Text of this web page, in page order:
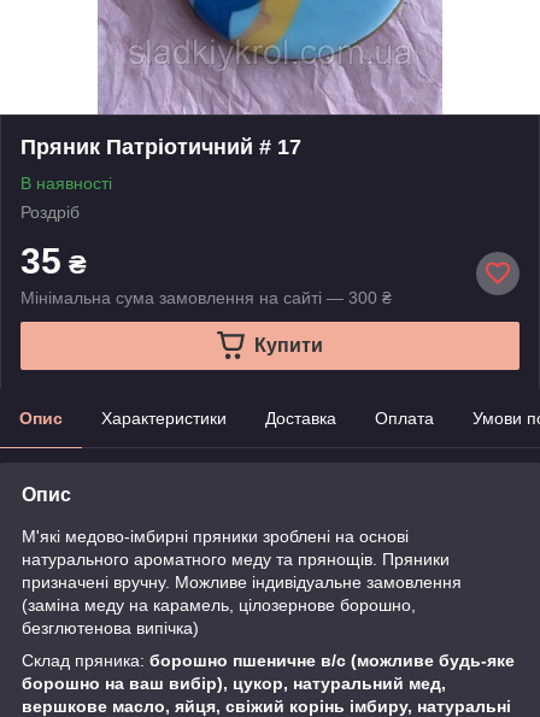
Пряник Патріотичний # 17
В наявності
Роздріб
35 ₴
Мінімальна сума замовлення на сайті — 300 ₴
Купити
Опис Характеристики Доставка Оплата Умови
Опис
М'які медово-імбирні пряники зроблені на основі
натурального ароматного меду та прянощів. Пряники
призначені вручну. Можливе індивідуальне замовлення
(заміна меду на карамель, цілозернове борошно,
безглютенова випічка)
Склад пряника: борошно пшеничне в/с (можливе будь-яке
борошно на ваш вибір), цукор, натуральний мед,
вершкове масло, яйця, свіжий корінь імбиру, натуральні